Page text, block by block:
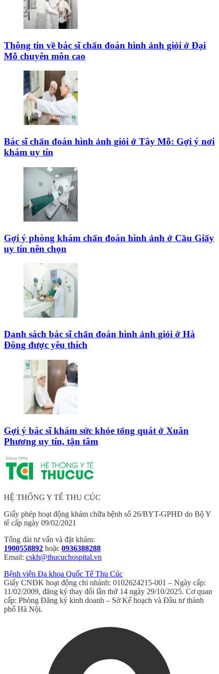
Thông tin về bác sĩ chẩn đoán hình ảnh giỏi ở Đại
Mỗ chuyên môn cao
Bác sĩ chẩn đoán hình ảnh giỏi ở Tây Mỗ: Gợi ý nơi
khám uy tín
Gợi ý phòng khám chẩn đoán hình ảnh ở Cầu Giấy
uy tín nên chọn
Danh sách bác sĩ chẩn đoán hình ảnh giỏi ở Hà
Đông được yêu thích
Gợi ý bác sĩ khám sức khỏe tổng quát ở Xuân
Phương uy tín, tận tâm
HỆ THỐNG Y TẾ THU CÚC
Giấy phép hoạt động khám chữa bệnh số 26/BYT-GPHĐ do Bộ Y
tế cấp ngày 09/02/2021
Tổng đài tư vấn và đặt khám:
1900558892 hoặc 0936388288
Email: cskh@thucuchospital.vn
Bệnh viện Đa khoa Quốc Tế Thu Cúc
Giấy CNĐK hoạt động chi nhánh: 0102624215-001 – Ngày cấp:
11/02/2009, đăng ký thay đổi lần thứ 14 ngày 29/10/2025. Cơ quan
cấp: Phòng Đăng ký kinh doanh – Sở Kế hoạch và Đầu tư thành
phố Hà Nội.